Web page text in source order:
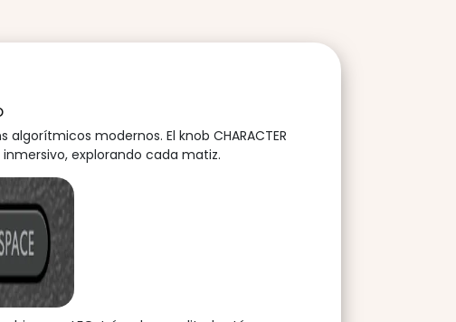
modernos. El knob CHARACTER
explorando cada matiz.